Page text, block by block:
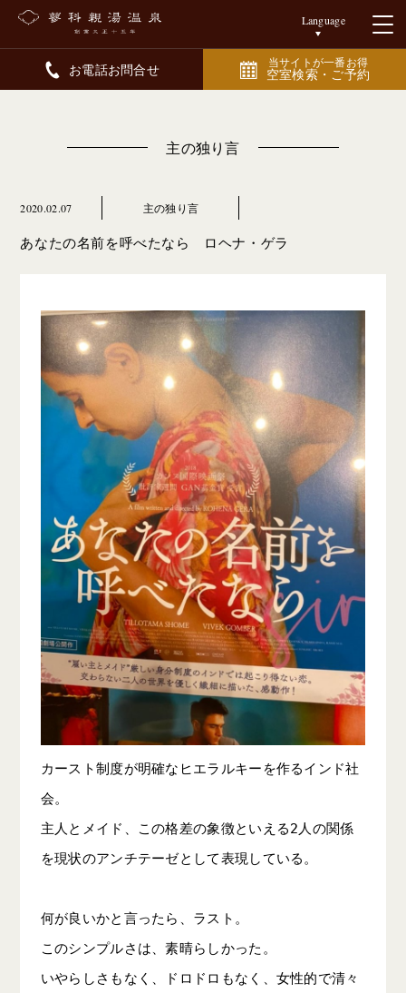
Language
お電話お問合せ 当サイトが一番お得
空室検索・ご予約
主の独り言
2020.02.07 主の独り言
あなたの名前を呼べたなら ロヘナ・ゲラ
カースト制度が明確なヒエラルキーを作るインド社
会。
主人とメイド、この格差の象徴といえる2人の関係
を現状のアンチテーゼとして表現している。
何が良いかと言ったら、ラスト。
このシンプルさは、素晴らしかった。
いやらしさもなく、ドロドロもなく、女性的で清々